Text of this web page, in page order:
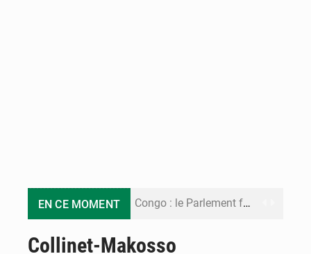
EN CE MOMENT Congo : le Parlement formule 28 recommandations sur le Cadre budgétaire 2027-2029
Collinet-Makosso